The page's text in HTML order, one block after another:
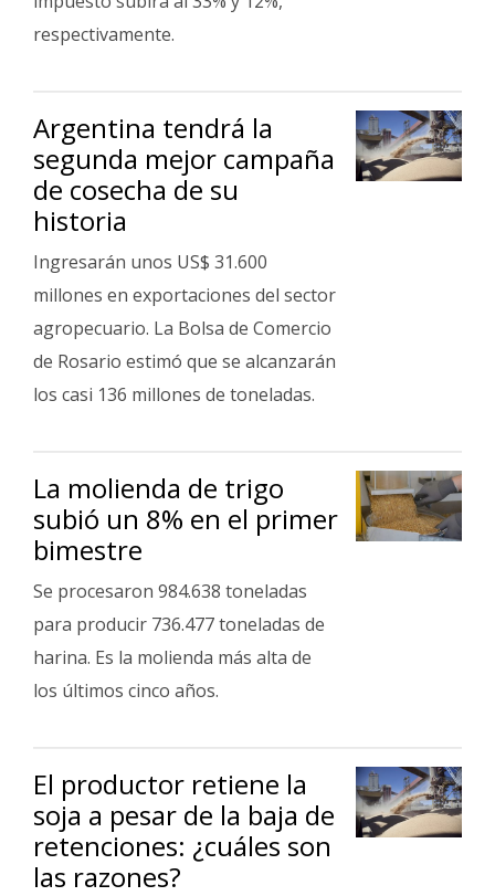
respectivamente.
Argentina tendrá la
segunda mejor campaña
de cosecha de su
historia
Ingresarán unos US$ 31.600
millones en exportaciones del sector
agropecuario. La Bolsa de Comercio
de Rosario estimó que se alcanzarán
los casi 136 millones de toneladas.
La molienda de trigo
subió un 8% en el primer
bimestre
Se procesaron 984.638 toneladas
para producir 736.477 toneladas de
harina. Es la molienda más alta de
los últimos cinco años.
El productor retiene la
soja a pesar de la baja de
retenciones: ¿cuáles son
las razones?